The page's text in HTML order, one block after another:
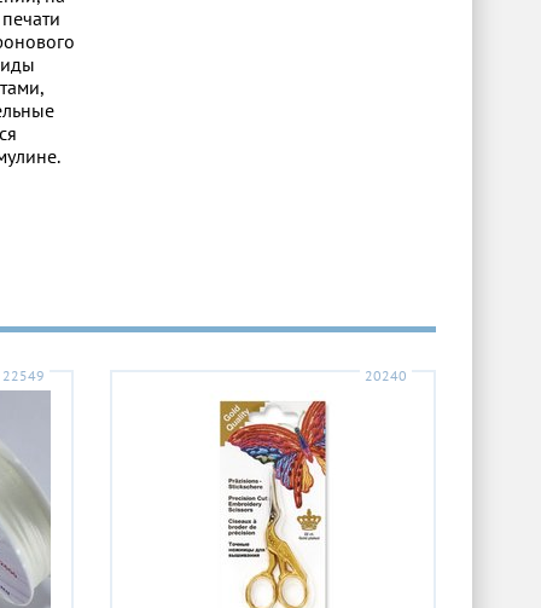
22549 20240